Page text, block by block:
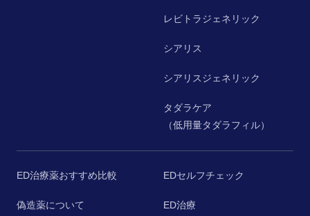
レビトラジェネリック
シアリス
シアリスジェネリック
タダラケア
（低用量タダラフィル）
ED治療薬おすすめ比較
偽造薬について
EDセルフチェック
ED治療